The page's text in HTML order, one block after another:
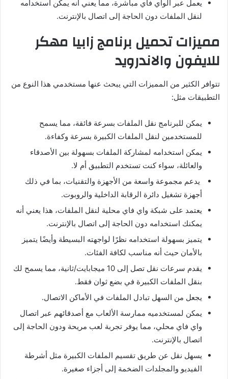
يعمل عبر الواي فاي مباشرة، مما يعني أنه يمكن استخدامه
لنقل الملفات دون الحاجة إلى اتصال بالإنترنت.
مميزات تحميل برنامج زابيا مهكر
للايفون والاندرويد
تتوافر الكثير من المميزات التي يبحث عنها مستخدمي هذا النوع من
التطبيقات مثل:
يمكن للبرنامج نقل الملفات بسرعة فائقة، مما يسمح
للمستخدمين لنقل الملفات الكبيرة بسرعة وكفاءة.
يمكن استخدامه لمشاركة الملفات بسهولة بين الأصدقاء
والعائلة، سواء كنت تستخدم التطبيق أم لا.
يدعم مجموعة واسعة من الأجهزة والتقنيات، بما في ذلك
أجهزة تشغيل دائرة الرقابة الداخلية والروبوت.
يعتمد على شبكة واي فاي محلية لنقل الملفات، هذا يعني أنه
يمكنك استخدامه دون الحاجة إلى اتصال بالإنترنت.
يتميز بسهولة استخدامه نظرًا لواجهته البسيطة وأيضًا يتميز
بالأمان حيث أنه مناسب لكافة الفئات.
يقدم سرعات نقل تصل إلى 10 ميجابايت/ثانية، مما يسمح لك
بنقل الملفات الكبيرة في بضع ثوان فقط.
يجعل من السهل تبادل الملفات في الأماكن الاتصال.
يمكن لمستخدميه ممارسة الألعاب مع أصدقائهم عبر اتصال
واي فاي محلي، مما يوفر تجربة لعب مريحة ودون الحاجة إلى
اتصال بالإنترنت.
يسهل نقل عن طريق تقسيم الملفات الكبيرة مثل أشرطة
الفيديو والمجلدات الضخمة إلى أجزاء صغيرة.